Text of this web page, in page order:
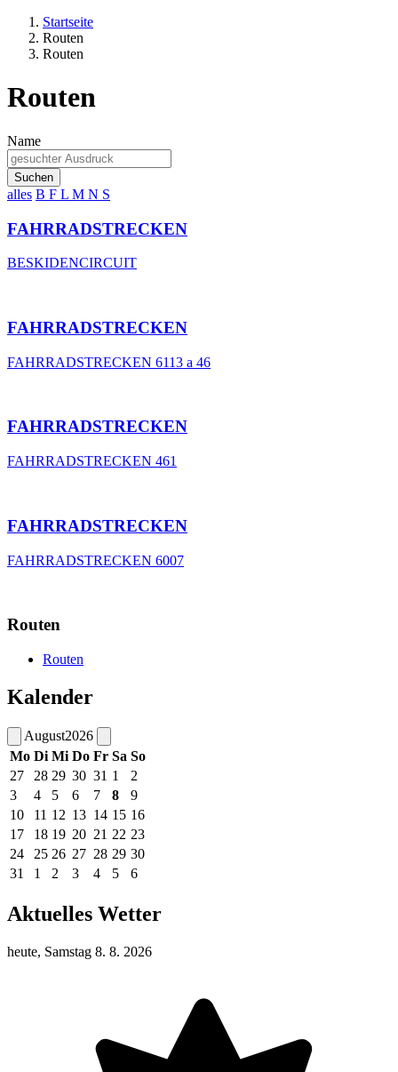
Startseite
Routen
Routen
Routen
Name
Suchen
alles B F L M N S
FAHRRADSTRECKEN
BESKIDENCIRCUIT
FAHRRADSTRECKEN
FAHRRADSTRECKEN 6113 a 46
FAHRRADSTRECKEN
FAHRRADSTRECKEN 461
FAHRRADSTRECKEN
FAHRRADSTRECKEN 6007
Routen
Routen
Kalender
August2026
Mo Di Mi Do Fr Sa So
27
28 29 30 31 1
2
3
4 5 6 7 8
9
10
11 12 13 14 15 16
17
18 19 20 21 22 23
24
25 26 27 28 29 30
31
1 2 3 4 5 6
Aktuelles Wetter
heute, Samstag 8. 8. 2026